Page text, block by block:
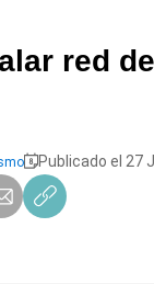
red
Publicado el 27